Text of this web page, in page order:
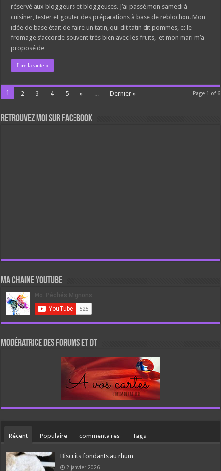
réservé aux bloggeurs et bloggeuses. J’ai passé mon samedi à
cuisiner, tester et gouter des préparations à base de reblochon. Mon
idée de base était de faire un tatin, qui dit tatin dit pommes, et le
fromage s’accorde souvent très bien avec les fruits, et mon mari m’a
proposé de …
Lire la suite »
Page 1 of 6
1 2 3 4 5 » ... Dernier »
Retrouvez moi sur Facebook
Ma chaine Youtube
Modératrice des forums et DT
Récent Populaire commentaires Tags
Biscuits fondants au rhum
2 janvier 2026